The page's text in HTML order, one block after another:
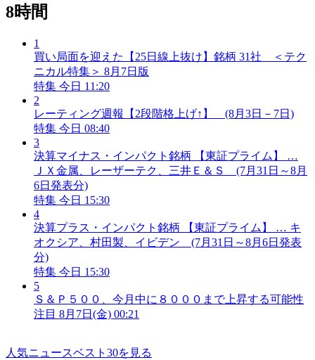
8時間
1
買い局面を迎えた【25日線上抜け】銘柄 31社 ＜テク
ニカル特集＞ 8月7日版
特集 今日 11:20
2
レーティング週報【2段階格上げ↑】 (8月3日－7日)
特集 今日 08:40
3
決算マイナス・インパクト銘柄 【東証プライム】 …
ＪＸ金属、レーザーテク、三井Ｅ＆Ｓ (7月31日～8月
6日発表分)
特集 今日 15:30
4
決算プラス・インパクト銘柄 【東証プライム】 … キ
オクシア、村田製、イビデン (7月31日～8月6日発表
分)
特集 今日 15:30
5
Ｓ＆Ｐ５００、今月中に８０００まで上昇する可能性
注目 8月7日(金) 00:21
人気ニュースベスト30を見る